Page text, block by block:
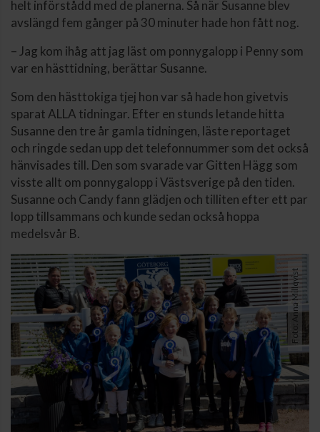
helt införstådd med de planerna. Så när Susanne blev
avslängd fem gånger på 30 minuter hade hon fått nog.
– Jag kom ihåg att jag läst om ponnygalopp i Penny som
var en hästtidning, berättar Susanne.
Som den hästtokiga tjej hon var så hade hon givetvis
sparat ALLA tidningar. Efter en stunds letande hitta
Susanne den tre år gamla tidningen, läste reportaget
och ringde sedan upp det telefonnummer som det också
hänvisades till. Den som svarade var Gitten Hägg som
visste allt om ponnygalopp i Västsverige på den tiden.
Susanne och Candy fann glädjen och tilliten efter ett par
lopp tillsammans och kunde sedan också hoppa
medelsvår B.
Foto: Anna Millqvist